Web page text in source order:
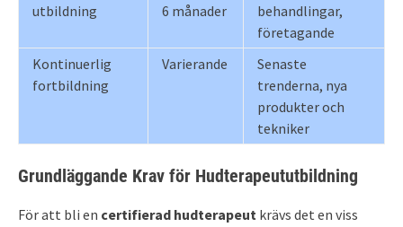
utbildning
6 månader
behandlingar,
företagande
Kontinuerlig
fortbildning
Varierande
Senaste
trenderna, nya
produkter och
tekniker
Grundläggande Krav för Hudterapeututbildning
För att bli en certifierad hudterapeut krävs det en viss